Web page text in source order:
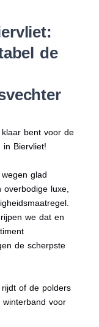
de
bent voor de
in Biervliet!
glad
luxe,
we dat en
de scherpste
of de polders
voor